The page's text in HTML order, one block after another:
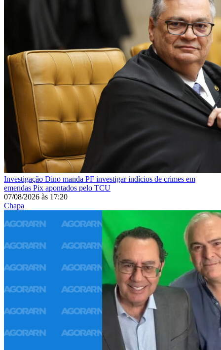
Investigação Dino manda PF investigar indícios de crimes em
emendas Pix apontados pelo TCU
07/08/2026 às 17:20
Chapa